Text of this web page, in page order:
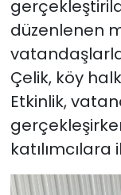
düzenlenen
Çelik, köy
Etkinlik,